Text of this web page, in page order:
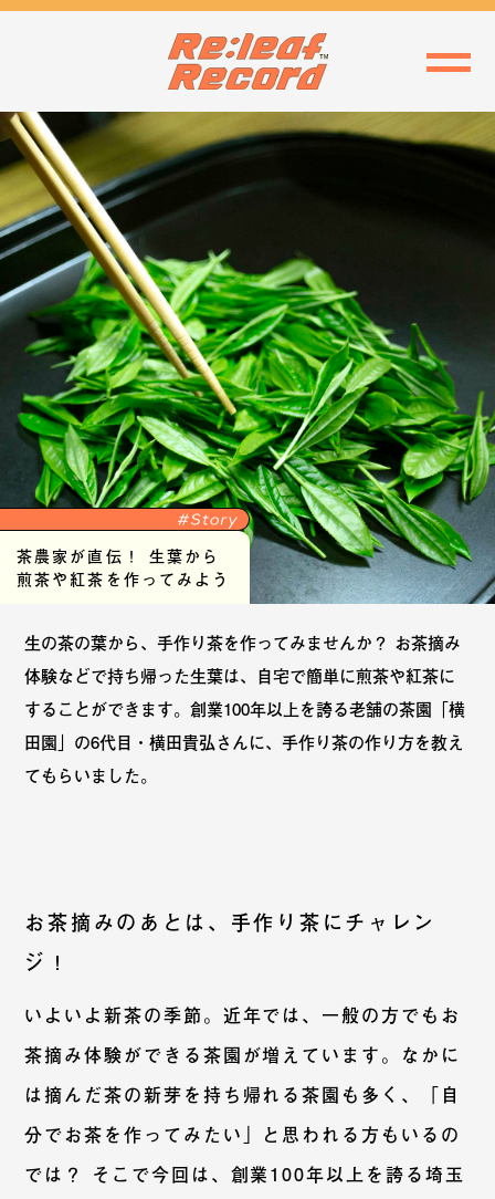
茶農家が直伝！ 生葉から
煎茶や紅茶を作ってみよう
生の茶の葉から、手作り茶を作ってみませんか？ お茶摘み
体験などで持ち帰った生葉は、自宅で簡単に煎茶や紅茶に
することができます。創業100年以上を誇る老舗の茶園「横
田園」の6代目・横田貴弘さんに、手作り茶の作り方を教え
てもらいました。
お茶摘みのあとは、手作り茶にチャレン
ジ！
いよいよ新茶の季節。近年では、一般の方でも お
茶摘み体験ができる茶園が増えています。なかに
は摘んだ茶の新芽を持ち帰れる茶園も多く、「自
分でお茶を作ってみたい」と思われる方もいるの
では？ そこで今回は、創業100年以上を誇る埼玉